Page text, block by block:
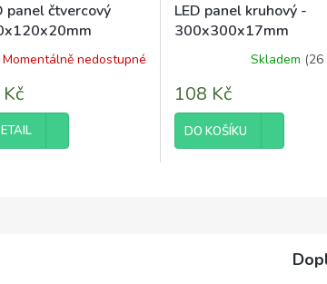
panel čtvercový
- 6W - 230V -
Momentálně nedostupné
LED panel kruhový -
300x300x17mm
vestavný - 24W -
1900Lm - teplá bílá
produktu
je
5,0
z
Skladem (26
108 Kč
DO KOŠÍKU